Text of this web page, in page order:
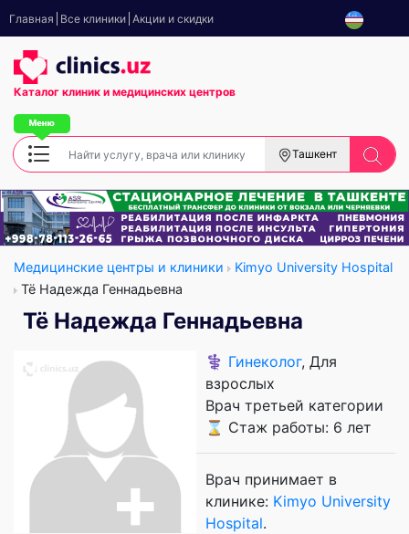
Главная Все клиники Акции и скидки
Каталог клиник и медицинских центров
Ташкент
Медицинские центры и клиники
Kimyo University Hospital
Тё Надежда Геннадьевна
Тё Надежда Геннадьевна
⚕️ Гинеколог, Для
взрослых
Врач третьей категории
⌛ Стаж работы: 6 лет
Врач принимает в
клинике: Kimyo University
Hospital.